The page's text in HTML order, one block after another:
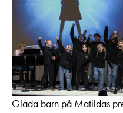
Kontaktuppgifter
Press
Jobba hos oss
Nyhetsbrev
Glada barn på Matildas